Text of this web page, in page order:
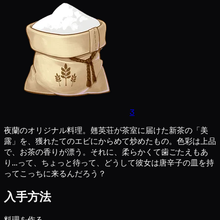
3
夜蘭のオリジナル料理。翹英荘が茶室に届けた新茶の「美
露」を、獲れたてのエビにからめて炒めたもの。色彩は上品
で、お茶の香りが漂う。それに、柔らかくて歯ごたえもあ
り…って、ちょっと待って、どうして彼女は唐辛子の皿を持
ってこっちに来るんだろう？
入手方法